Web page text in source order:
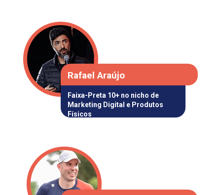
Rafael Araújo
Faixa-Preta 10+
no nicho de
Marketing Digital e Produtos
Físicos